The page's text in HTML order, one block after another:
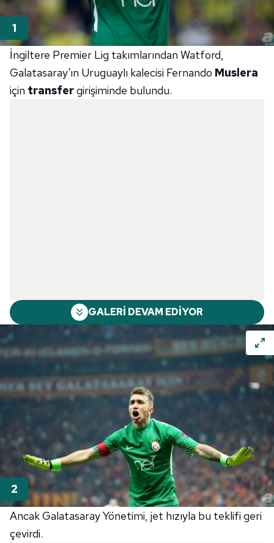
İngiltere Premier Lig takımlarından Watford,
Galatasaray'ın Uruguaylı kalecisi Fernando Muslera
için transfergirişiminde bulundu.
GALERİ DEVAM EDİYOR
Ancak Galatasaray Yönetimi, jet hızıyla bu teklifi geri
çevirdi.